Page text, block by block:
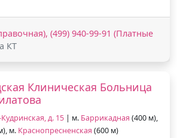
(499) 940-99-91 (Платные
КТ
Клиническая Больница
д. 15 | м. Баррикадная (400 м),
м. Краснопресненская (600 м)